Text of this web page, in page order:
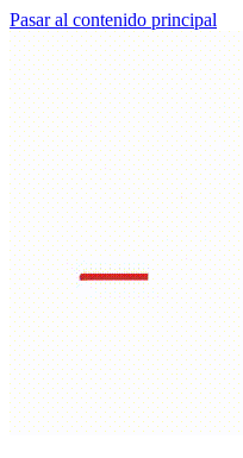
Pasar al contenido principal